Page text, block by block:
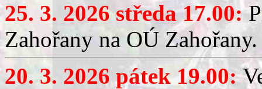
25. 3. 2026 středa 17.00:
Zahořany na OÚ Zahořany.
20. 3. 2026 pátek 19.00: